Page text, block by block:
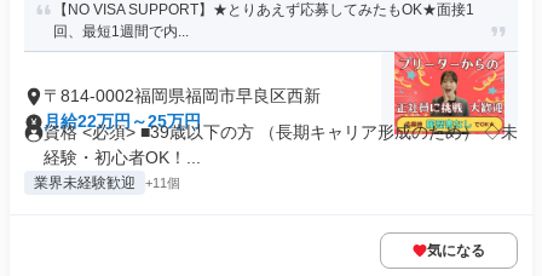
【NO VISA SUPPORT】★とりあえず応募してみたもOK★面接1
回、最短1週間で内...
〒814-0002福岡県福岡市早良区西新
月給22万円～25万円
資格 <必須> ■39歳以下の方 （長期キャリア形成のため） ◇未
経験・初心者OK！...
業界未経験歓迎 +11個
気になる